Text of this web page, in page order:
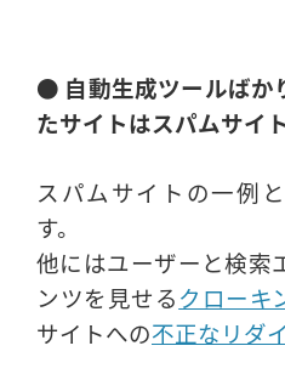
● 自動生成ツールばか
たサイトはスパムサイト
スパムサイトの一例
す。
他にはユーザーと検索
ンツを見せるクローキ
サイトへの不正なリダ